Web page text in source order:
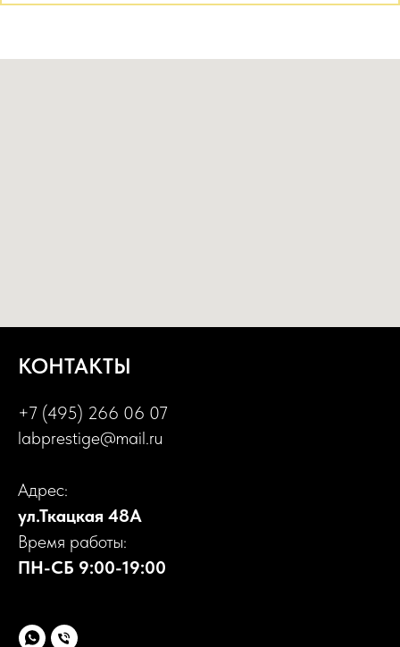
КОНТАКТЫ
+7 (495) 266 06 07
labprestige@mail.ru
Адрес:
ул.Ткацкая 48А
Время работы:
ПН-СБ 9:00-19:00